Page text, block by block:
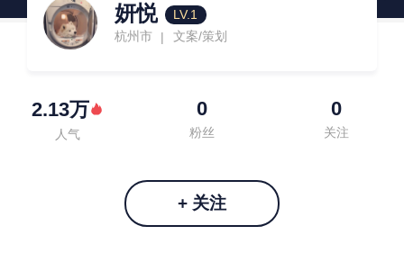
妍悦
LV.1
杭州市
| 文案/策划
2.13万
人气
0
粉丝
0
关注
+ 关注